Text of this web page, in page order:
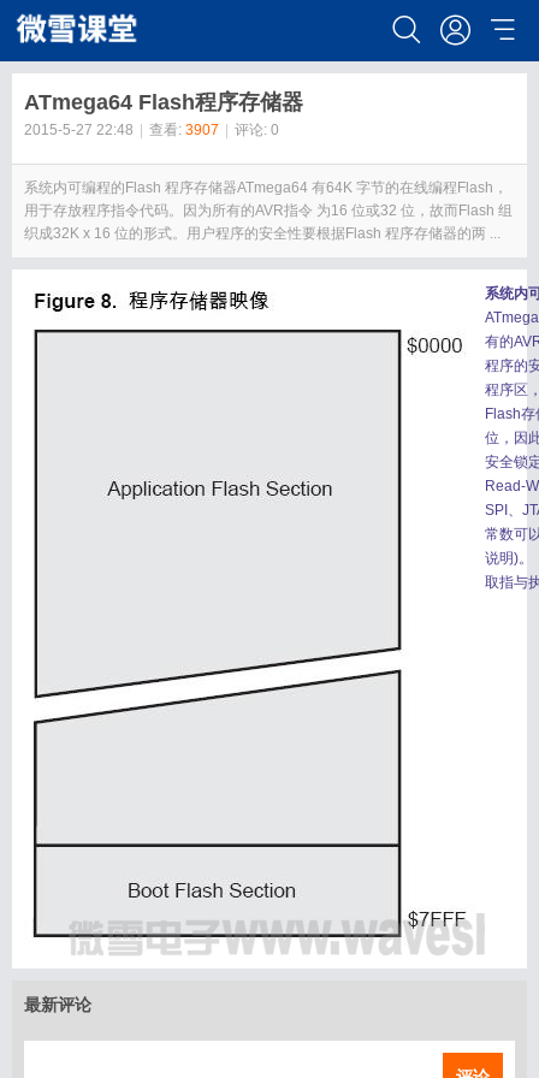
ATmega64 Flash程序存储器
2015-5-27 22:48 查看: 3907 评论: 0
系统内可编程的Flash 程序存储器ATmega64 有64K 字节的在线编程Flash，
用于存放程序指令代码。因为所有的AVR指令 为16 位或32 位，故而Flash 组
织成32K x 16 位的形式。用户程序的安全性要根据Flash 程序存储器的两 ...
系统内
有的
程序的
程序区
Flash
位，因
安全锁
Read-
SPI、
常数可
说明)。
取指与
最新评论